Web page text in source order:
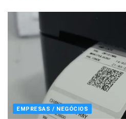
EMPRESAS / NEGÓCIOS